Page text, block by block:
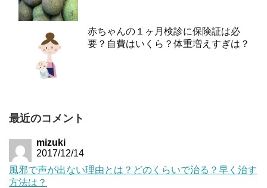
赤ちゃんの１ヶ月検診に保険証は必
要？自費はいくら？体重増えすぎは？
最近のコメント
mizuki
2017/12/14
風邪で声が出ない理由とは？どのくらいで治る？早く治す
方法は？